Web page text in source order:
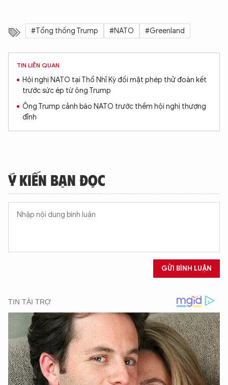
#Tổng thống Trump #NATO #Greenland
TIN LIÊN QUAN
Hội nghị NATO tại Thổ Nhĩ Kỳ đối mặt phép thử đoàn kết
trước sức ép từ ông Trump
Ông Trump cảnh báo NATO trước thềm hội nghị thượng
đỉnh
Ý KIẾN BẠN ĐỌC
GỬI BÌNH LUẬN